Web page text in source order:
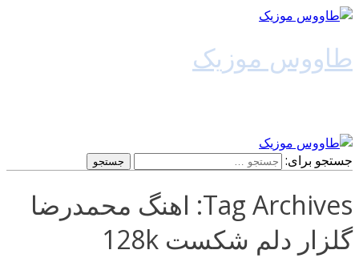
طاووس موزیک
جستجو برای:
Tag Archives: اهنگ محمدرضا
گلزار دلم شکست 128k